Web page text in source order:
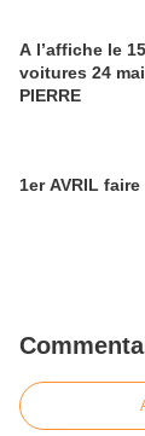
A l’affiche le 15e Vins et vieilles
voitures 24 mai 2026 ISLE SAINT
PIERRE
1er AVRIL